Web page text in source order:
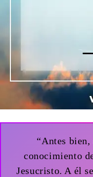
“Antes
conocimiento
Jesucristo. A él